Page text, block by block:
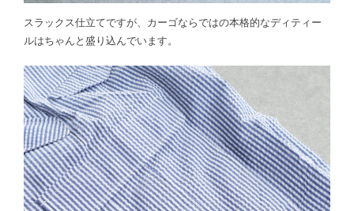
スラックス仕立てですが、カーゴならではの本格的なディティー
ルはちゃんと盛り込んでいます。